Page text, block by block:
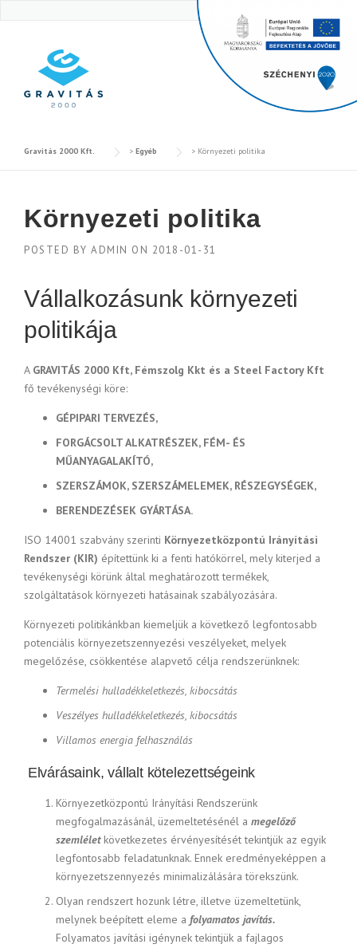
Gravitás 2000 Kft. > Egyéb > Környezeti politika
Környezeti politika
POSTED BY ADMIN ON 2018-01-31
Vállalkozásunk környezeti
politikája
A GRAVITÁS 2000 Kft, Fémszolg Kkt és a Steel Factory Kft
fő tevékenységi köre:
GÉPIPARI TERVEZÉS,
FORGÁCSOLT ALKATRÉSZEK, FÉM- ÉS
MŰANYAGALAKÍTÓ,
SZERSZÁMOK, SZERSZÁMELEMEK, RÉSZEGYSÉGEK,
BERENDEZÉSEK GYÁRTÁSA.
ISO 14001 szabvány szerinti Környezetközpontú Irányítási
Rendszer (KIR) építettünk ki a fenti hatókörrel, mely kiterjed a
tevékenységi körünk által meghatározott termékek,
szolgáltatások környezeti hatásainak szabályozására.
Környezeti politikánkban kiemeljük a következő legfontosabb
potenciális környezetszennyezési veszélyeket, melyek
megelőzése, csökkentése alapvető célja rendszerünknek:
Termelési hulladékkeletkezés, kibocsátás
Veszélyes hulladékkeletkezés, kibocsátás
Villamos energia felhasználás
Elvárásaink, vállalt kötelezettségeink
Környezetközpontú Irányítási Rendszerünk
megfogalmazásánál, üzemeltetésénél a megelőző
szemléletkövetkezetes érvényesítését tekintjük az egyik
legfontosabb feladatunknak. Ennek eredményeképpen a
környezetszennyezés minimalizálására törekszünk.
Olyan rendszert hozunk létre, illetve üzemeltetünk,
melynek beépített eleme a folyamatos javítás.
Folyamatos javítási igénynek tekintjük a fajlagos